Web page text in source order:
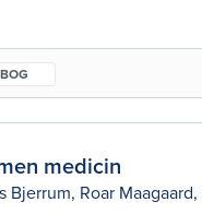
medicin
Bjerrum, Roar Maagaard,